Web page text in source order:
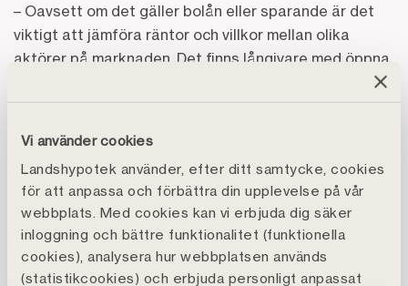
Vi använder cookies
Landshypotek använder, efter ditt samtycke, cookies
för att anpassa och förbättra din upplevelse på vår
webbplats. Med cookies kan vi erbjuda dig säker
inloggning och bättre funktionalitet (funktionella
cookies), analysera hur webbplatsen används
(statistikcookies) och erbjuda personligt anpassat
– Oavsett om det gäller bolån eller sparande är det
viktigt att jämföra räntor och villkor mellan olika
aktörer på marknaden. Det finns långivare med öppna
bolåneräntor som är lätta att jämföra och inom spara
finns det alternativ med konkurrenskraftig ränta även
Landshypotek Bank.
Inflation och ekonomisk utveckling
Prisutvecklingen (inflationen) har fortsatt att gå ner